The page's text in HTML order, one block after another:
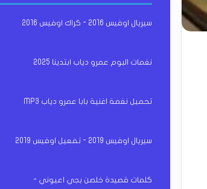
سيريال اوفيس 2016 - كراك اوفيس 2016
نغمات البوم عمرو دياب ابتدينا 2025
تحميل نغمة اغنية بابا عمرو دياب MP3
سيريال اوفيس 2019 - تفعيل اوفيس 2019
كلمات قصيدة خلصن بجي اعيوني -